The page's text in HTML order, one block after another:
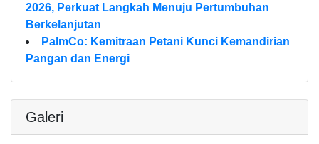
2026, Perkuat Langkah Menuju Pertumbuhan
Berkelanjutan
PalmCo: Kemitraan Petani Kunci Kemandirian
Pangan dan Energi
Galeri